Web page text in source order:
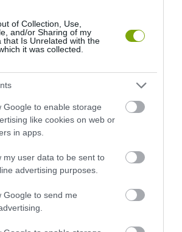
of Collection, Use,
and/or Sharing of my
that Is Unrelated with the
it was collected.
Google to enable storage
like cookies on web or
in apps.
my user data to be sent to
advertising purposes.
Google to send me
A
VIDEÓJÁTÉK-SZENVEDÉLY: AZ